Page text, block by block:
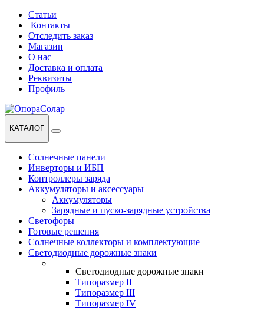
Перейти
навигации
Перейти
содержанию
Статьи
Контакты
Отследить заказ
Магазин
О нас
Доставка и оплата
Реквизиты
Профиль
КАТАЛОГ
Солнечные панели
Инверторы и ИБП
Контроллеры заряда
Аккумуляторы и аксессуары
Аккумуляторы
Зарядные и пуско-зарядные устройства
Светофоры
Готовые решения
Солнечные коллекторы и комплектующие
Светодиодные дорожные знаки
Светодиодные дорожные знаки
Типоразмер II
Типоразмер III
Типоразмер IV